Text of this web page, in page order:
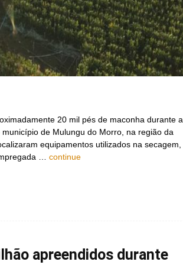
20 mil pés de maconha durante a
de Mulungu do Morro, na região da
equipamentos utilizados na secagem,
… continue
apreendidos durante